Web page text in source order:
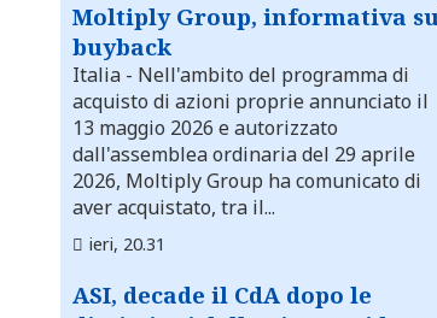
Moltiply Group, informativa
buyback
Italia - Nell'ambito del programma di
acquisto di azioni proprie annunciato il
13 maggio 2026 e autorizzato
dall'assemblea ordinaria del 29 aprile
2026, Moltiply Group ha comunicato di
aver acquistato, tra il...
ieri, 20.31
ASI, decade il CdA dopo le